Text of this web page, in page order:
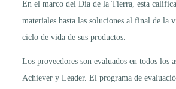
En el marco del Día de la Tierra, esta
materiales hasta las soluciones al final de
ciclo de vida de sus productos.
Los proveedores son evaluados en todos
Achiever y Leader. El programa de